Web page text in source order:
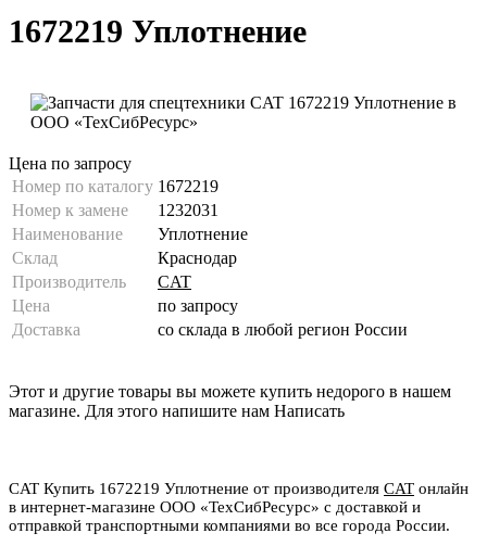
1672219 Уплотнение
Цена по запросу
Номер по каталогу 1672219
Номер к замене
1232031
Наименование
Уплотнение
Склад
Краснодар
Производитель
CAT
Цена
по запросу
Доставка
со склада в любой регион России
Этот и другие товары вы можете купить недорого в нашем
магазине. Для этого напишите нам Написать
CAT Купить 1672219 Уплотнение от производителя CAT онлайн
в интернет-магазине ООО «ТехСибРесурс» с доставкой и
отправкой транспортными компаниями во все города России.